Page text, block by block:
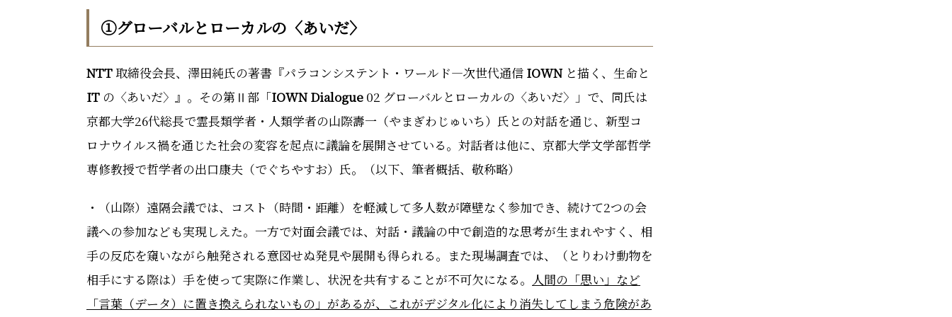
①グローバルとローカルの〈あいだ〉
NTT 取締役会長、澤田純氏の著書『パラコンシステント・ワールド―次世代通信 IOWNと描く、生命と
IT の〈あいだ〉』。その第Ⅱ部「IOWNDialogue 02 グローバルとローカルの〈あいだ〉」で、同氏は
京都大学26代総長で霊長類学者・人類学者の山際壽一（やまぎわじゅいち）氏との対話を通じ、新型コ
ロナウイルス禍を通じた社会の変容を起点に議論を展開させている。対話者は他に、京都大学文学部哲学
専修教授で哲学者の出口康夫（でぐちやすお）氏。（以下、筆者概括、敬称略）
・（山際）遠隔会議では、コスト（時間・距離）を軽減して多人数が障壁なく参加でき、続けて2つの会
議への参加なども実現しえた。一方で対面会議では、対話・議論の中で創造的な思考が生まれやすく、相
手の反応を窺いながら触発される意図せぬ発見や展開も得られる。また現場調査では、（とりわけ動物を
相手にする際は）手を使って実際に作業し、状況を共有することが不可欠になる。 人間の「思い」など
「言葉（データ）に置き換えられないもの」があるが、これがデジタル化により消失してしまう危険があ